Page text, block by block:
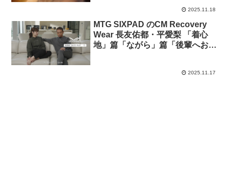
2025.11.18
MTG SIXPAD のCM Recovery
Wear 長友佑都・平愛梨 「着心
地」篇「ながら」篇「後輩へおす
2025.11.17